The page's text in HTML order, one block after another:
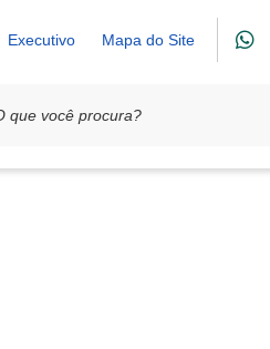
Executivo Mapa do Site